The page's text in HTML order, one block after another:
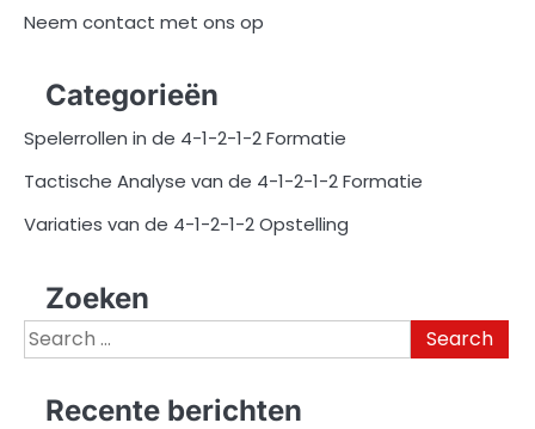
Neem contact met ons op
Categorieën
Spelerrollen in de 4-1-2-1-2 Formatie
Tactische Analyse van de 4-1-2-1-2 Formatie
Variaties van de 4-1-2-1-2 Opstelling
Zoeken
Search
for:
Recente berichten